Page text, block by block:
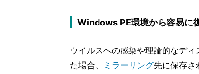
Windows PE環境から容易に
ウイルスへの感染や理論的なデ
た場合、
ミラーリング先に保存さ